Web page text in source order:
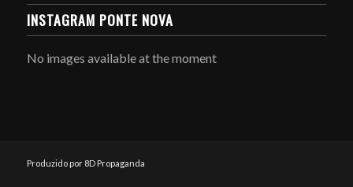
INSTAGRAM PONTE NOVA
No images available at the moment
Produzido por 8D Propaganda